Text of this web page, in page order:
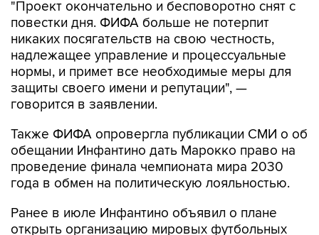
никаких посягательств на свою честность,
надлежащее управление и процессуальные
нормы, и примет все необходимые меры для
защиты своего имени и репутации", —
говорится в заявлении.
Также ФИФА опровергла публикации СМИ о об
проведение финала чемпионата мира 2030
года в обмен на политическую лояльностью.
Ранее в июле Инфантино объявил о плане
первенств для частных инвесторов. Это